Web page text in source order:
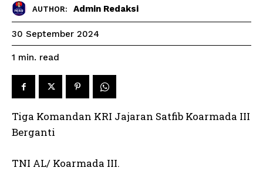
AUTHOR: Admin Redaksi
30 September 2024
1 min. read
Tiga Komandan KRI Jajaran Satfib Koarmada III
Berganti
TNI AL/ Koarmada III.